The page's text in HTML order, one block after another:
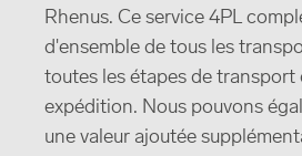
Rhenus. Ce service 4PL
d'ensemble de tous les
toutes les étapes de transport
expédition. Nous pouvons
une valeur ajoutée